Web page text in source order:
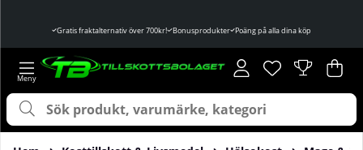
Gratis fraktalternativ över 700kr! Bonusprodukter Poäng på alla dina köp
Önskelista
Antal i
. .